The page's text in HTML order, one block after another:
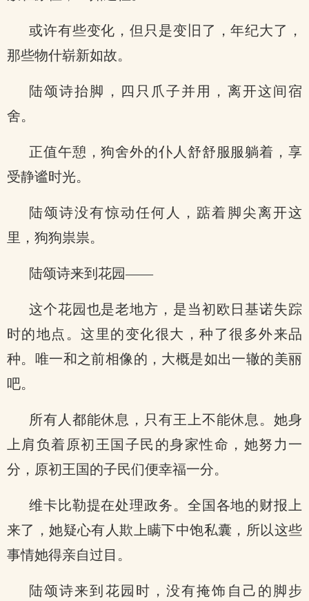
或许有些变化，但只是变旧了，年纪大了，
那些物什崭新如故。
陆颂诗抬脚，四只爪子并用，离开这间宿
舍。
正值午憩，狗舍外的仆人舒舒服服躺着，享
受静谧时光。
陆颂诗没有惊动任何人，踮着脚尖离开这
里，狗狗祟祟。
陆颂诗来到花园——
这个花园也是老地方，是当初欧日基诺失踪
时的地点。这里的变化很大，种了很多外来品
种。唯一和之前相像的，大概是如出一辙的美丽
吧。
所有人都能休息，只有王上不能休息。她身
上肩负着原初王国子民的身家性命，她努力一
分，原初王国的子民们便幸福一分。
维卡比勒提在处理政务。全国各地的财报上
来了，她疑心有人欺上瞒下中饱私囊，所以这些
事情她得亲自过目。
陆颂诗来到花园时，没有掩饰自己的脚步